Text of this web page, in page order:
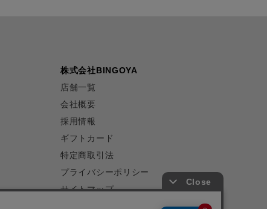
株式会社BINGOYA
店舗一覧
会社概要
採用情報
ギフトカード
特定商取引法
プライバシーポリシー
サイトマップ